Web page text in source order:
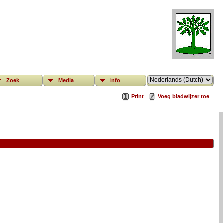
Zoek Media Info
Print Voeg bladwijzer toe